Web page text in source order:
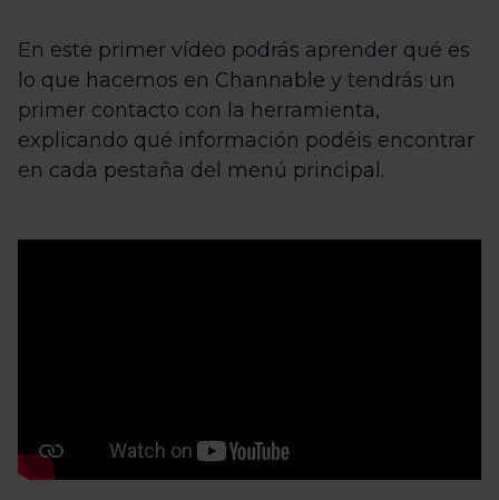
En este primer vídeo podrás aprender qué es
lo que hacemos en Channable y tendrás un
primer contacto con la herramienta,
explicando qué información podéis encontrar
en cada pestaña del menú principal.